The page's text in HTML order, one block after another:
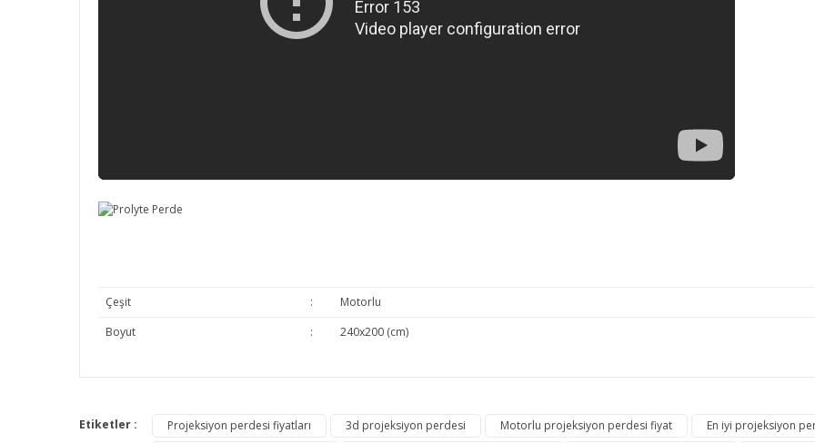
Çeşit :
Motorlu
Boyut
: 240x200 (cm)
Bu ürüne ilk yorumu siz yapın!
Görüş ve önerileriniz için teşekkür ederiz.
Etiketler : Projeksiyon perdesi fiyatları 3d projeksiyon perdesi Motorlu projeksiyon perdesi fiyat En iyi projeksiyon